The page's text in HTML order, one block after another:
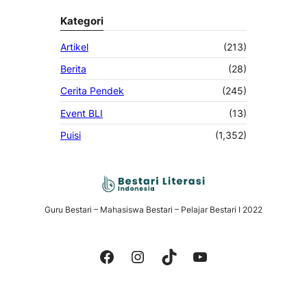
Kategori
Artikel
(213)
Berita
(28)
Cerita Pendek
(245)
Event BLI
(13)
Puisi
(1,352)
Guru Bestari – Mahasiswa Bestari – Pelajar Bestari I 2022